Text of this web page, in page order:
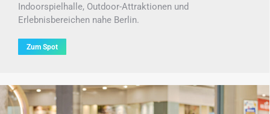
Indoorspielhalle, Outdoor-Attraktionen und
Erlebnisbereichen nahe Berlin.
Zum Spot